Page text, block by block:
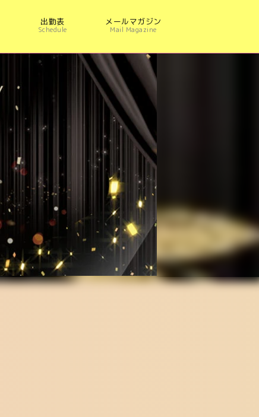
出勤表
Schedule
メールマガジン
Mail Magazine